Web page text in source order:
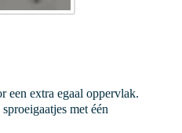
een extra egaal oppervlak.
met één